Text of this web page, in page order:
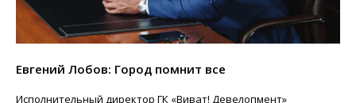
Евгений Лобов: Город помнит все
Исполнительный директор ГК «Виват! Девелопмент»